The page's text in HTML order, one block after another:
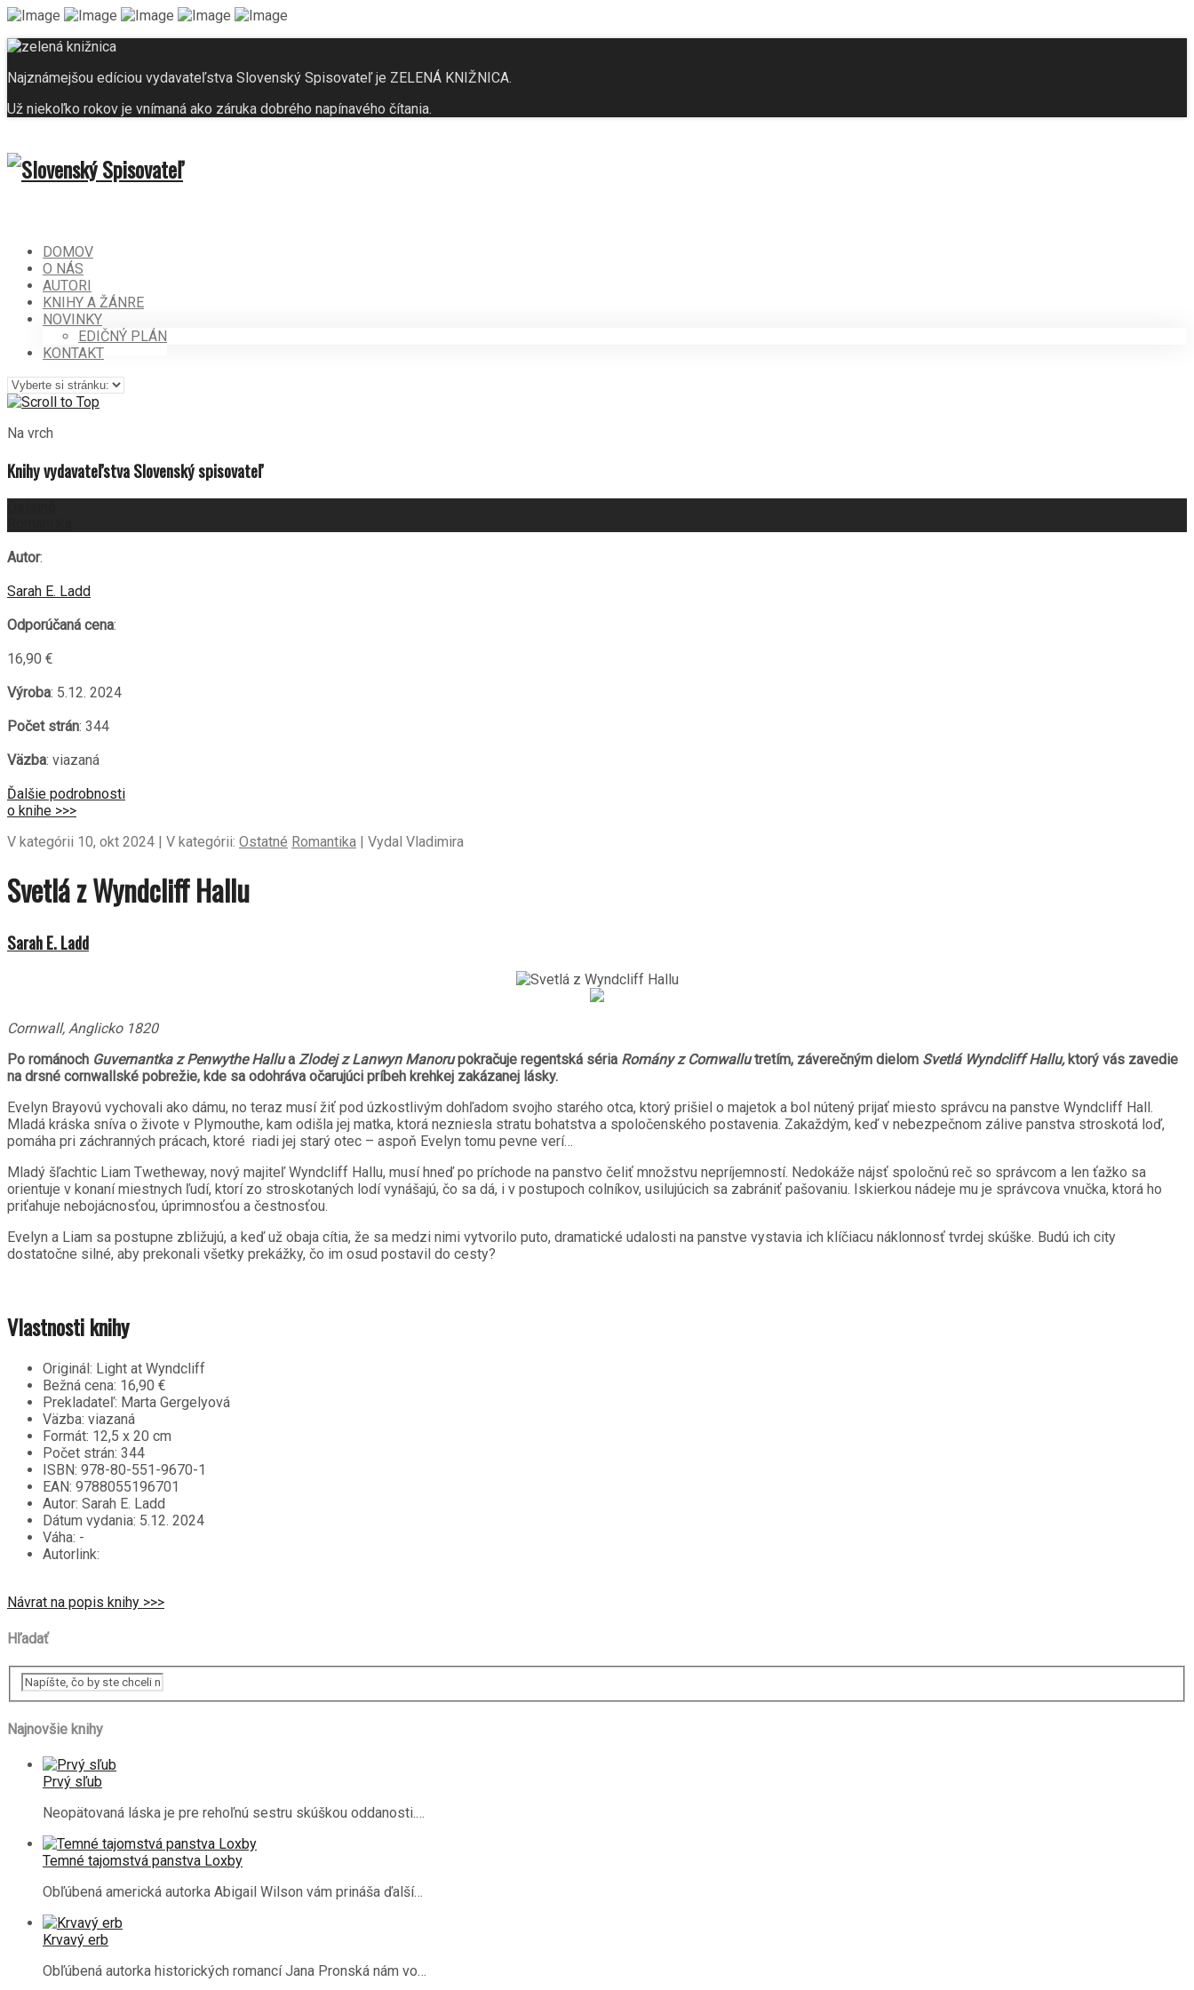
Najznámejšou edíciou vydavateľstva Slovenský Spisovateľ je ZELENÁ KNIŽNICA.
Už niekoľko rokov je vnímaná ako záruka dobrého napínavého čítania.
DOMOV
O NÁS
AUTORI
KNIHY A ŽÁNRE
NOVINKY
EDIČNÝ PLÁN
KONTAKT
Na vrch
Knihy vydavateľstva Slovenský spisovateľ
Autor:
Sarah E. Ladd
Odporúčaná cena:
16,90 €
Výroba: 5.12. 2024
Počet strán: 344
Väzba: viazaná
Ďalšie podrobnosti
o knihe >>>
V kategórii 10, okt 2024 | V kategórii: Ostatné Romantika | Vydal Vladimira
Svetlá z Wyndcliff Hallu
Sarah E. Ladd
Cornwall, Anglicko 1820
Po románoch Guvernantka z Penwythe Hallua Zlodej z Lanwyn Manorupokračuje regentská séria Romány z Cornwallutretím, záverečným dielom Svetlá Wyndcliff Hallu,ktorý vás zavedie
na drsné cornwallské pobrežie, kde sa odohráva očarujúci príbeh krehkej zakázanej lásky.
Evelyn Brayovú vychovali ako dámu, no teraz musí žiť pod úzkostlivým dohľadom svojho starého otca, ktorý prišiel o majetok a bol nútený prijať miesto správcu na panstve Wyndcliff Hall.
Mladá kráska sníva o živote v Plymouthe, kam odišla jej matka, ktorá nezniesla stratu bohatstva a spoločenského postavenia. Zakaždým, keď v nebezpečnom zálive panstva stroskotá loď,
pomáha pri záchranných prácach, ktoré riadi jej starý otec – aspoň Evelyn tomu pevne verí…
Mladý šľachtic Liam Twetheway, nový majiteľ Wyndcliff Hallu, musí hneď po príchode na panstvo čeliť množstvu nepríjemností. Nedokáže nájsť spoločnú reč so správcom a len ťažko sa
orientuje v konaní miestnych ľudí, ktorí zo stroskotaných lodí vynášajú, čo sa dá, i v postupoch colníkov, usilujúcich sa zabrániť pašovaniu. Iskierkou nádeje mu je správcova vnučka, ktorá ho
priťahuje nebojácnosťou, úprimnosťou a čestnosťou.
Evelyn a Liam sa postupne zbližujú, a keď už obaja cítia, že sa medzi nimi vytvorilo puto, dramatické udalosti na panstve vystavia ich klíčiacu náklonnosť tvrdej skúške. Budú ich city
dostatočne silné, aby prekonali všetky prekážky, čo im osud postavil do cesty?
Vlastnosti knihy
Originál: Light at Wyndcliff
Bežná cena: 16,90 €
Prekladateľ: Marta Gergelyová
Väzba: viazaná
Formát: 12,5 x 20 cm
Počet strán: 344
ISBN: 978-80-551-9670-1
EAN: 9788055196701
Autor: Sarah E. Ladd
Dátum vydania: 5.12. 2024
Váha: -
Autorlink:
Návrat na popis knihy >>>
Hľadať
Najnovšie knihy
Prvý sľub
Neopätovaná láska je pre rehoľnú sestru skúškou oddanosti.…
Temné tajomstvá panstva Loxby
Obľúbená americká autorka Abigail Wilson vám prináša ďalší…
Krvavý erb
Obľúbená autorka historických romancí Jana Pronská nám vo…